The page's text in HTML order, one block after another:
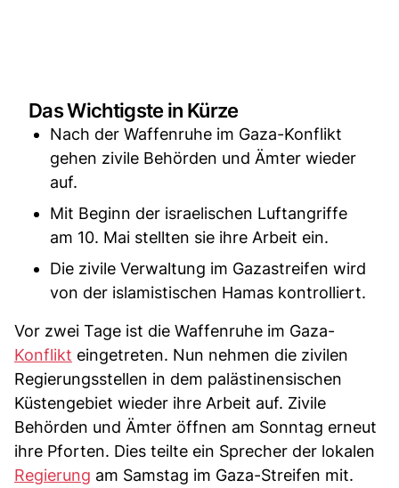
Das Wichtigste in Kürze
Nach der Waffenruhe im Gaza-Konflikt
gehen zivile Behörden und Ämter wieder
auf.
Mit Beginn der israelischen Luftangriffe
am 10. Mai stellten sie ihre Arbeit ein.
Die zivile Verwaltung im Gazastreifen wird
von der islamistischen Hamas kontrolliert.
Vor zwei Tage ist die Waffenruhe im Gaza-
Konflikt eingetreten. Nun nehmen die zivilen
Regierungsstellen in dem palästinensischen
Küstengebiet wieder ihre Arbeit auf. Zivile
Behörden und Ämter öffnen am Sonntag erneut
ihre Pforten. Dies teilte ein Sprecher der lokalen
Regierung am Samstag im Gaza-Streifen mit.